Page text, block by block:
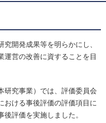
開発成果等を明らかにし、
運営の改善に資することを目
研究事業）では、評価委員会
おける事後評価の評価項目に
評価を実施しました。